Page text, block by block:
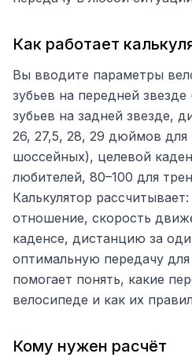
Как работает
Вы вводите параметры
зубьев на передней звезде
зубьев на задней звезде,
26, 27,5, 28, 29 дюймов
шоссейных), целевой
любителей, 80–100 для
Калькулятор
отношение, скорость
каденсе, дистанцию за
оптимальную передачу
помогает понять, какие
велосипеде и как их
Кому нужен расчёт